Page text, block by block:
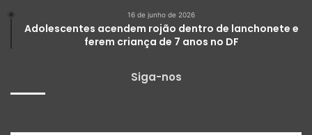
16 de junho de 2026
Adolescentes acendem rojão dentro de lanchonete e
ferem criança de 7 anos no DF
Siga-nos